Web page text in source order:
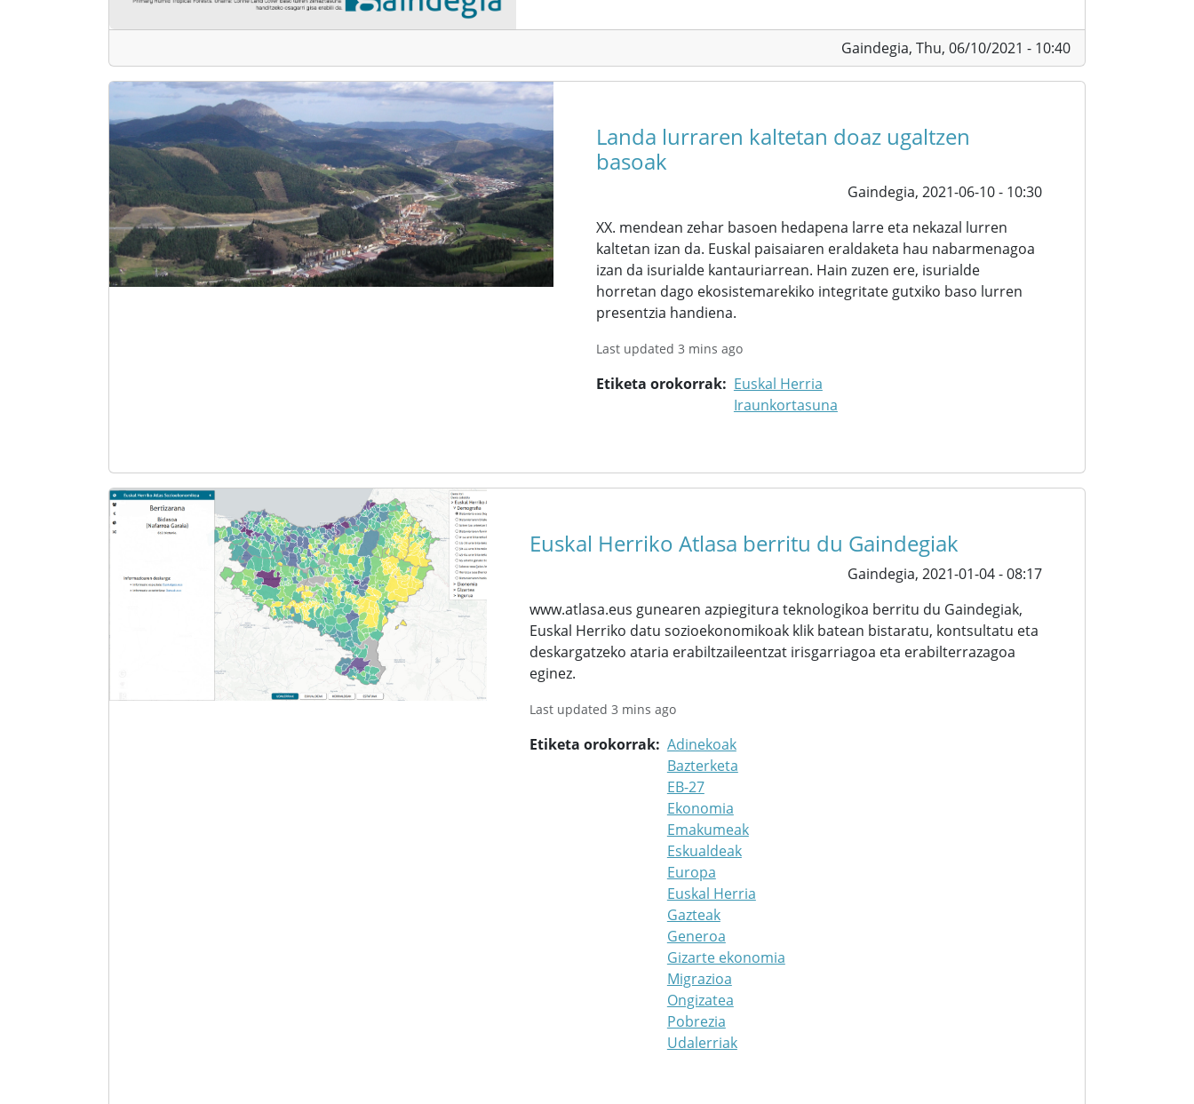
Gaindegia, Thu, 06/10/2021 - 10:40
Landa lurraren kaltetan doaz ugaltzen
basoak
Gaindegia, 2021-06-10 - 10:30
XX. mendean zehar basoen hedapena larre eta nekazal lurren
kaltetan izan da. Euskal paisaiaren eraldaketa hau nabarmenagoa
izan da isurialde kantauriarrean. Hain zuzen ere, isurialde
horretan dago ekosistemarekiko integritate gutxiko baso lurren
presentzia handiena.
Last updated 3 mins ago
Etiketa orokorrak
Euskal Herria
Iraunkortasuna
Euskal Herriko Atlasa berritu du Gaindegiak
Gaindegia, 2021-01-04 - 08:17
www.atlasa.eus gunearen azpiegitura teknologikoa berritu du Gaindegiak,
Euskal Herriko datu sozioekonomikoak klik batean bistaratu, kontsultatu eta
deskargatzeko ataria erabiltzaileentzat irisgarriagoa eta erabilterrazagoa
eginez.
Last updated 3 mins ago
Etiketa orokorrak Adinekoak
Bazterketa
EB-27
Ekonomia
Emakumeak
Eskualdeak
Europa
Euskal Herria
Gazteak
Generoa
Gizarte ekonomia
Migrazioa
Ongizatea
Pobrezia
Udalerriak